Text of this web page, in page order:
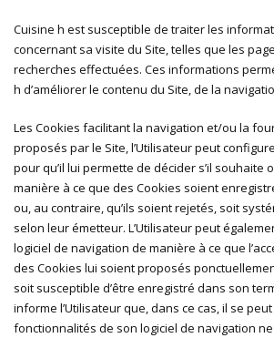
Cuisine h est susceptible de traiter les
concernant sa visite du Site, telles que les
recherches effectuées. Ces informations
h d’améliorer le contenu du Site, de la
Les Cookies facilitant la navigation et/ou la
proposés par le Site, l’Utilisateur peut
pour qu’il lui permette de décider s’il souhaite
manière à ce que des Cookies soient
ou, au contraire, qu’ils soient rejetés, soit
selon leur émetteur. L’Utilisateur peut
logiciel de navigation de manière à ce que
des Cookies lui soient proposés
soit susceptible d’être enregistré dans son
informe l’Utilisateur que, dans ce cas, il se
fonctionnalités de son logiciel de navigation